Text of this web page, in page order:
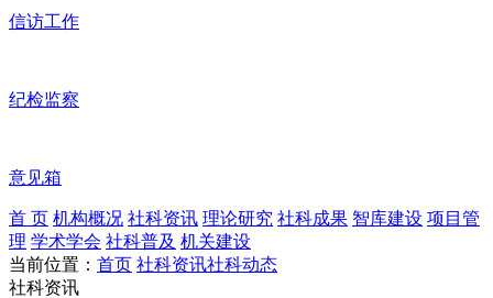
信访工作
纪检监察
意见箱
首 页 机构概况 社科资讯 理论研究 社科成果 智库建设 项目管
理 学术学会 社科普及 机关建设
当前位置： 首页 社科资讯社科动态
社科资讯